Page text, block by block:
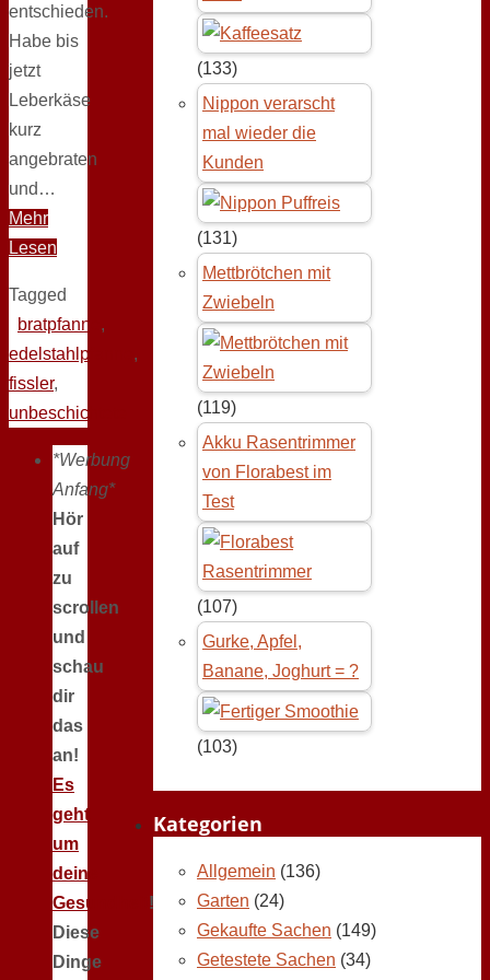
entschieden.
Habe bis
jetzt
Leberkäse
kurz
angebraten
und…
Mehr
Lesen
Tagged
bratpfanne ,
edelstahlpfanne ,
fissler,
unbeschichtete
*Werbung
Anfang*
Hör
auf
zu
scrollen
und
schau
dir
das
an!
Es
geht
um
deine
Gesundheit !
Diese
Dinge
(133)
Nippon verarscht
mal wieder die
Kunden
(131)
Mettbrötchen mit
Zwiebeln
(119)
Akku Rasentrimmer
von Florabest im
Test
(107)
Gurke, Apfel,
Banane, Joghurt = ?
(103)
Kategorien
Allgemein (136)
Garten (24)
Gekaufte Sachen (149)
Getestete Sachen (34)